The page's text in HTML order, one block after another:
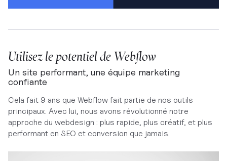
Utilisez le potentiel de Webflow
Un site performant, une équipe marketing
confiante
Cela fait 9 ans que Webflow fait partie de nos outils
principaux. Avec lui, nous avons révolutionné notre
approche du webdesign : plus rapide, plus créatif, et plus
performant en SEO et conversion que jamais.